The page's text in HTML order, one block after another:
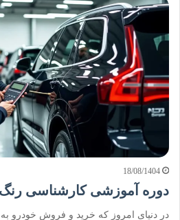
18/08/1404
دوره آموزشی کارشناسی
در دنیای امروز که خرید و فروش خودرو